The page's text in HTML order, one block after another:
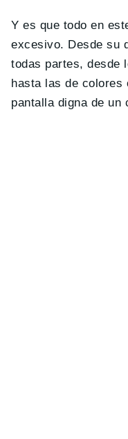
Y es que todo en
excesivo. Desde su
todas partes, desde
hasta las de colores
pantalla digna de un